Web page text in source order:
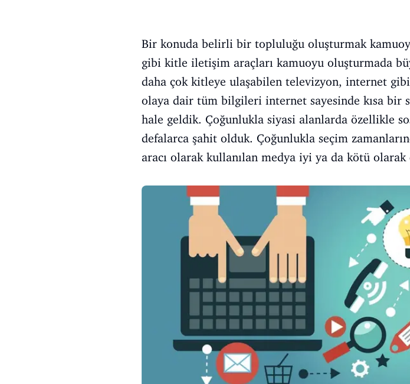
Bir konuda belirli bir topluluğu oluşturmak
gibi kitle iletişim araçları kamuoyu oluşturmada
daha çok kitleye ulaşabilen televizyon, internet
olaya dair tüm bilgileri internet sayesinde kısa
hale geldik. Çoğunlukla siyasi alanlarda özellikle
defalarca şahit olduk. Çoğunlukla seçim
aracı olarak kullanılan medya iyi ya da kötü olarak